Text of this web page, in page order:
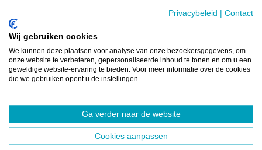
Privacybeleid | Contact
Wij gebruiken cookies
We kunnen deze plaatsen voor analyse van onze bezoekersgegevens, om
onze website te verbeteren, gepersonaliseerde inhoud te tonen en om u een
geweldige website-ervaring te bieden. Voor meer informatie over de cookies
die we gebruiken opent u de instellingen.
Ga verder naar de website
Cookies aanpassen
laat jaarlijks meer dan 2
miljard liter water
infiltreren"
22 JULI 2026